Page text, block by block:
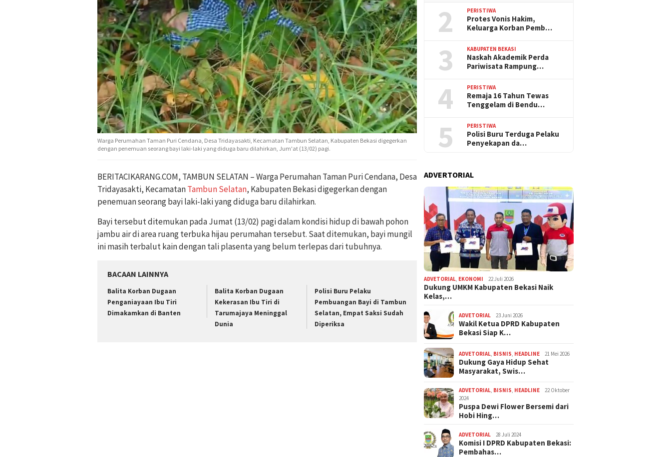
Warga Perumahan Taman Puri Cendana, Desa Tridayasakti, Kecamatan Tambun Selatan, Kabupaten Bekasi digegerkan
dengan penemuan seorang bayi laki-laki yang diduga baru dilahirkan, Jum'at (13/02) pagi.
BERITACIKARANG.COM, TAMBUN SELATAN – Warga Perumahan Taman Puri Cendana, Desa
Tridayasakti, KecamatanTambun Selatan, Kabupaten Bekasi digegerkan dengan
penemuan seorang bayi laki-laki yang diduga baru dilahirkan.
Bayi tersebut ditemukan pada Jumat (13/02) pagi dalam kondisi hidup di bawah pohon
jambu air di area ruang terbuka hijau perumahan tersebut. Saat ditemukan, bayi mungil
ini masih terbalut kain dengan tali plasenta yang belum terlepas dari tubuhnya.
BACAAN LAINNYA
Balita Korban Dugaan
Penganiayaan Ibu Tiri
Dimakamkan di Banten
Balita Korban Dugaan
Kekerasan Ibu Tiri di
Tarumajaya Meninggal
Dunia
Polisi Buru Pelaku
Pembuangan Bayi di Tambun
Selatan, Empat Saksi Sudah
Diperiksa
2 PERISTIWA
Protes Vonis Hakim,
Keluarga Korban Pemb…
3 KABUPATEN BEKASI
Naskah Akademik Perda
Pariwisata Rampung…
4 PERISTIWA
Remaja 16 Tahun Tewas
Tenggelam di Bendu…
5 PERISTIWA
Polisi Buru Terduga Pelaku
Penyekapan da…
ADVERTORIAL
ADVETORIAL EKONOMI 22 Juli 2026
Dukung UMKM Kabupaten Bekasi Naik
Kelas,…
ADVETORIAL 23 Juni 2026
Wakil Ketua DPRD Kabupaten
Bekasi Siap K…
ADVETORIAL BISNIS HEADLINE 21 Mei 2026
Dukung Gaya Hidup Sehat
Masyarakat, Swis…
ADVETORIAL BISNIS HEADLINE
22 Oktober
2024
Puspa Dewi Flower Bersemi dari
Hobi Hing…
ADVETORIAL 28 Juli 2024
Komisi I DPRD Kabupaten Bekasi:
Pembahas…